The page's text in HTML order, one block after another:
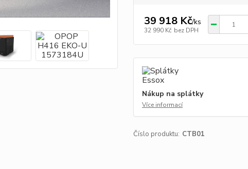
39 918 Kč/ks
32 990 Kč bez DPH
Nákup na splátky
Více informací
Číslo produktu: CTB01